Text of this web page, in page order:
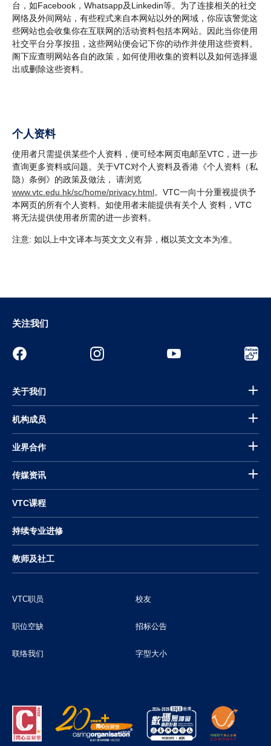
台，如Facebook，Whatsapp及Linkedin等。为了连接相关的社交
网络及外间网站，有些程式来自本网站以外的网域，你应该警觉这
些网站也会收集你在互联网的活动资料包括本网站。因此当你使用
社交平台分享按扭，这些网站便会记下你的动作并使用这些资料。
阁下应查明网站各自的政策，如何使用收集的资料以及如何选择退
出或删除这些资料。
个人资料
使用者只需提供某些个人资料，便可经本网页电邮至VTC，进一步
查询更多资料或问题。关于VTC对个人资料及香港《个人资料（私
隐）条例》的政策及做法， 请浏览
www.vtc.edu.hk/sc/home/privacy.html。VTC一向十分重视提供予
本网页的所有个人资料。如使用者未能提供有关个人 资料，VTC
将无法提供使用者所需的进一步资料。
注意: 如以上中文译本与英文文义有异，概以英文文本为准。
关注我们
关于我们
机构成员
业界合作
传媒资讯
VTC课程
持续专业进修
教师及社工
VTC职员 校友
职位空缺 招标公告
联络我们 字型大小